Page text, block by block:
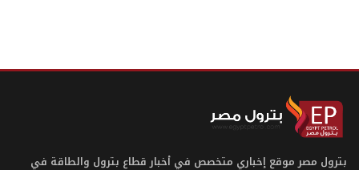
بترول مصر موقع إخباري متخصص في أخبار قطاع بترول والطاقة في